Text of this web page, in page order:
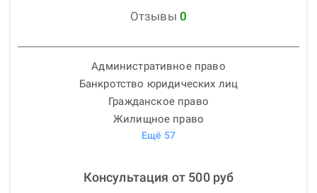
Отзывы 0
Административное право
Банкротство юридических лиц
Гражданское право
Жилищное право
Ещё 57
Консультация от 500руб